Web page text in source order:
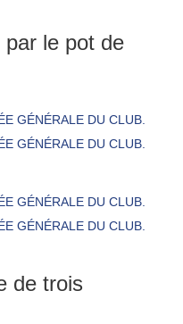
le pot de
de trois